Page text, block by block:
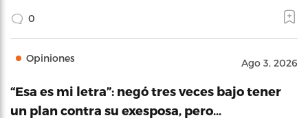
0
Opiniones Ago 3, 2026
“Esa es mi letra”: negó tres veces bajo tener
un plan contra su exesposa, pero…